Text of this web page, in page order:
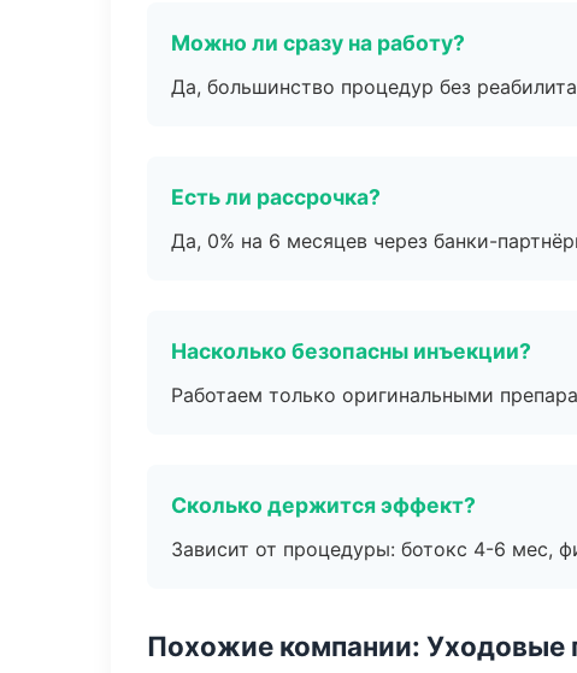
Можно ли сразу на работу?
Да, большинство процедур без
Есть ли рассрочка?
Да, 0% на 6 месяцев через банки-
Насколько безопасны инъекции?
Работаем только оригинальными
Сколько держится эффект?
Зависит от процедуры: ботокс 4-6 мес,
Похожие компании: Уходовые